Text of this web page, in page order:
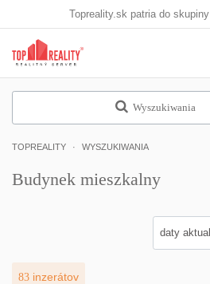
Topreality.sk patria do skupiny
Wyszukiwania
TOPREALITY WYSZUKIWANIA
Budynek mieszkalny
83 inzerátov